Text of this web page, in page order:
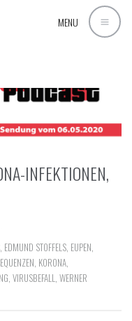
MENU
INFEKTIONEN,
EDMUND STOFFELS EUPEN
KORONA
VIRUSBEFALL WERNER